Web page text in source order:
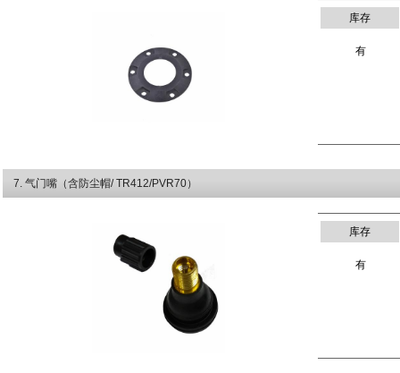
库存
有
7. 气门嘴（含防尘帽/ TR412/PVR70）
库存
有